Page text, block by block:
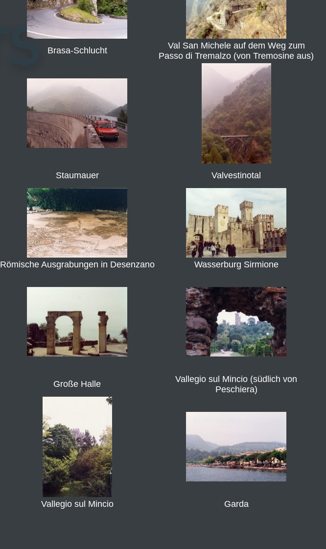
Brasa-Schlucht
Val San Michele auf dem Weg zum
Passo di Tremalzo (von Tremosine aus)
Staumauer Valvestinotal
Römische Ausgrabungen in Desenzano Wasserburg Sirmione
Große Halle
Vallegio sul Mincio (südlich von
Peschiera)
Vallegio sul Mincio Garda